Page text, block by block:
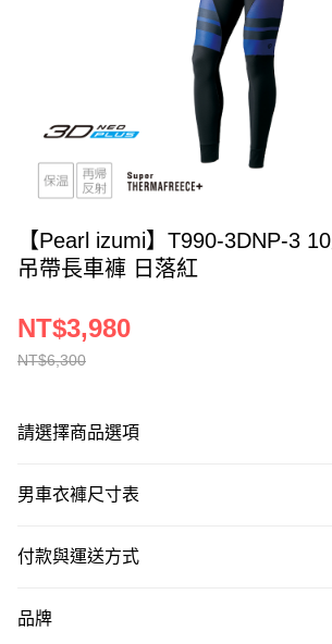
【Pearl izumi】T990-3DNP-3 10度C 男款保暖
吊帶長車褲 日落紅
NT$6,300
NT$3,980
請選擇商品選項
男車衣褲尺寸表
付款與運送方式
信用卡一次付款
品牌